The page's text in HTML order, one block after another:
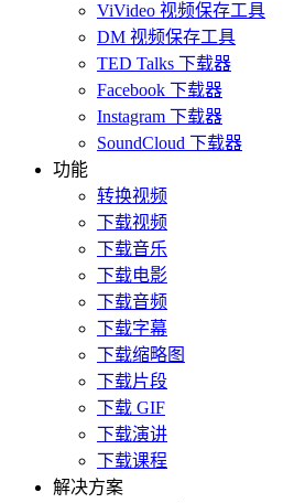
ViVideo 视频保存工具
DM 视频保存工具
TED Talks 下载器
Facebook 下载器
Instagram 下载器
SoundCloud 下载器
功能
转换视频
下载视频
下载音乐
下载电影
下载音频
下载字幕
下载缩略图
下载片段
下载 GIF
下载演讲
下载课程
解决方案